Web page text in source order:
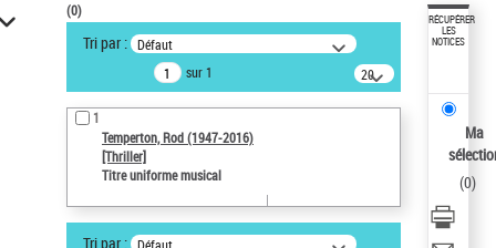
VOTRE RECHERCHE
Recherche avancée dans les
notices d’autorité
Œuvres liées à l'auteur :
Temperton, Rod (1947-2016)
Statut de la notice d’autorité
(0)
Tri par : Défaut
sur 1
20
résultats/page
1
Temperton, Rod (1947-2016)
[Thriller]
Titre uniforme musical
Tri par :
RÉCUPÉRER
LES
NOTICES
Ma
(0)